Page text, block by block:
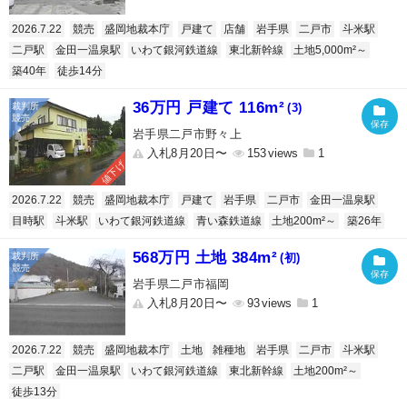
2026.7.22 競売 盛岡地裁本庁 戸建て 店舗 岩手県 二戸市
斗米駅
二戸駅
金田一温泉駅 いわて銀河鉄道線 東北新幹線
土地5,000m²～
築40年
徒歩14分
値下げ
36万円 戸建て 116m² (3)
岩手県二戸市野々上
入札8月20日〜
153 1
2026.7.22 競売 盛岡地裁本庁 戸建て 岩手県 二戸市
金田一温泉駅
目時駅
斗米駅 いわて銀河鉄道線 青い森鉄道線 土地200m²～ 築26年
568万円 土地 384m² (初)
岩手県二戸市福岡
入札8月20日〜
93 1
2026.7.22 競売 盛岡地裁本庁 土地 雑種地 岩手県 二戸市
斗米駅
二戸駅
金田一温泉駅 いわて銀河鉄道線 東北新幹線
土地200m²～
徒歩13分